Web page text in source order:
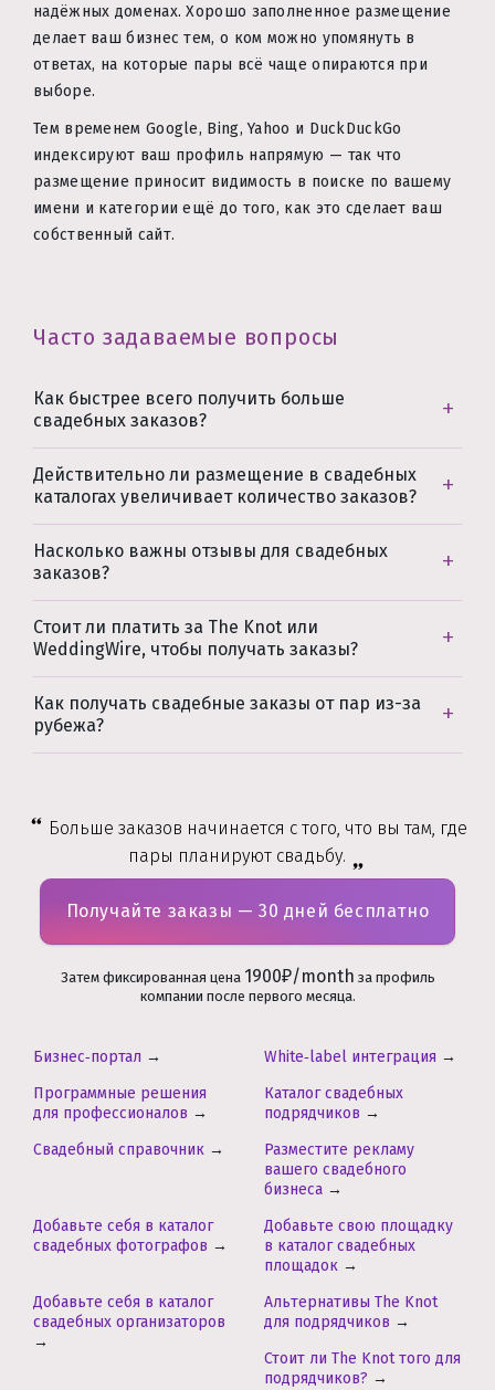
надёжных доменах. Хорошо заполненное размещение
делает ваш бизнес тем, о ком можно упомянуть в
ответах, на которые пары всё чаще опираются при
выборе.
Тем временем Google, Bing, Yahoo и DuckDuckGo
индексируют ваш профиль напрямую — так что
размещение приносит видимость в поиске по вашему
имени и категории ещё до того, как это сделает ваш
собственный сайт.
Часто задаваемые вопросы
Как быстрее всего получить больше
свадебных заказов?
Действительно ли размещение в свадебных
каталогах увеличивает количество заказов?
Насколько важны отзывы для свадебных
заказов?
Стоит ли платить за The Knot или
WeddingWire, чтобы получать заказы?
Как получать свадебные заказы от пар из-за
рубежа?
Больше заказов начинается с того, что вы там, где
пары планируют свадьбу.
Получайте заказы — 30 дней бесплатно
Затем фиксированная цена 1900₽/month за профиль
компании после первого месяца.
Бизнес‑портал → White‑label интеграция →
Программные решения
для профессионалов →
Каталог свадебных
подрядчиков →
Свадебный справочник →
Разместите рекламу
вашего свадебного
бизнеса →
Добавьте себя в каталог
свадебных фотографов →
Добавьте свою площадку
в каталог свадебных
площадок →
Добавьте себя в каталог
свадебных организаторов
→
Альтернативы The Knot
для подрядчиков →
Стоит ли The Knot того для
подрядчиков? →